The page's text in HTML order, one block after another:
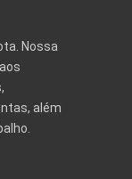
Nossa
além